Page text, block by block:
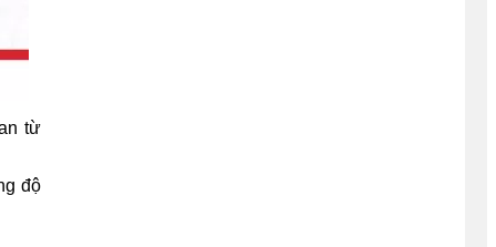
từ
độ